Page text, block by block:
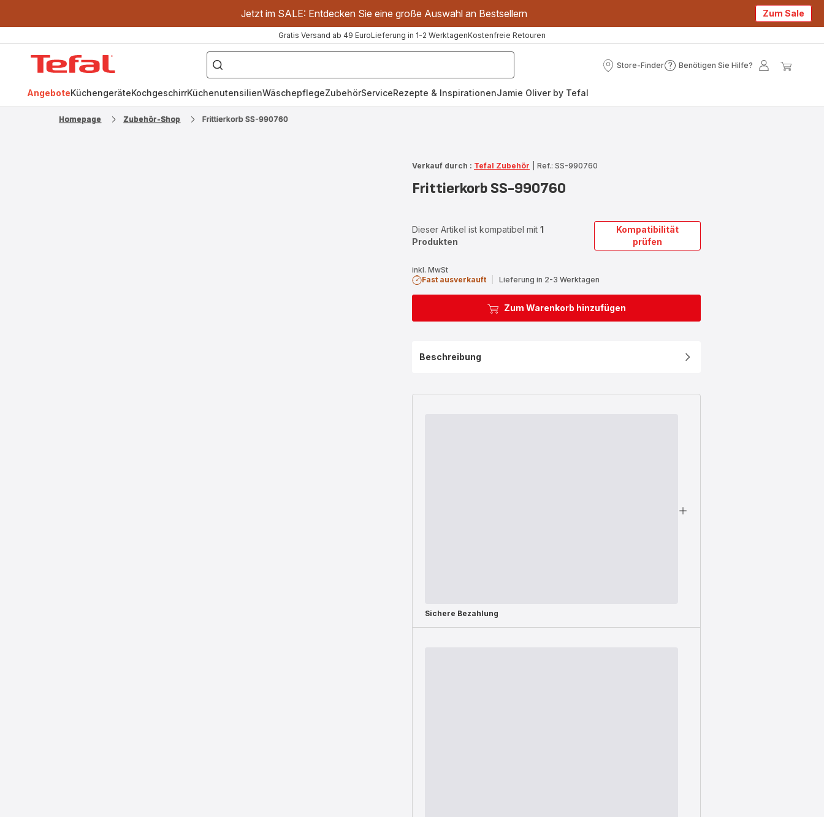
Jetzt im SALE: Entdecken Sie eine große Auswahl an Bestsellern Zum Sale
Gratis Versand ab 49 EuroLieferung in 1-2 WerktagenKostenfreie Retouren
["OptiGrill","Easy
Fry","Pfanne"]
Store-Finder
Store-
Benötigen Sie Hilfe?
Benötigen
Mein
AngeboteKüchengeräteKochgeschirrKüchenutensilienWäschepflegeZubehörServiceRezepte & InspirationenJamie Oliver by Tefal
Homepage Zubehör-Shop Frittierkorb SS-990760
Verkauf durch : Tefal Zubehör Ref.: SS-990760
Frittierkorb SS-990760
Dieser Artikel ist kompatibel mit 1
Produkten
Kompatibilität
prüfen
inkl. MwSt
Fast ausverkauft
Lieferung in 2-3 Werktagen
Zum Warenkorb hinzufügen
Beschreibung
Sichere Bezahlung